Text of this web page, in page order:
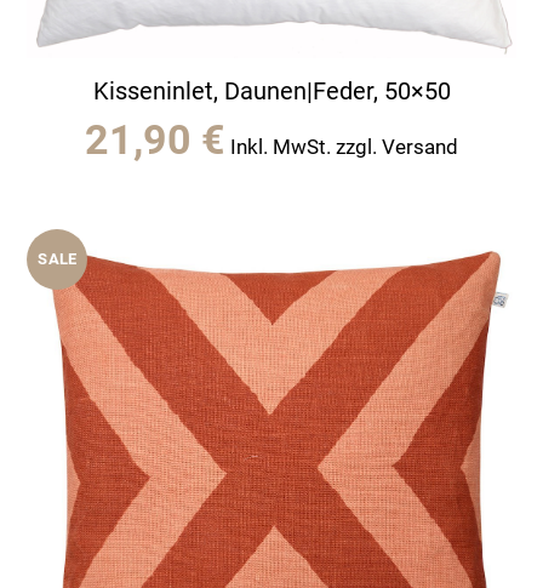
Kisseninlet, Daunen|Feder, 50×50
21,90 € Inkl. MwSt. zzgl. Versand
SALE